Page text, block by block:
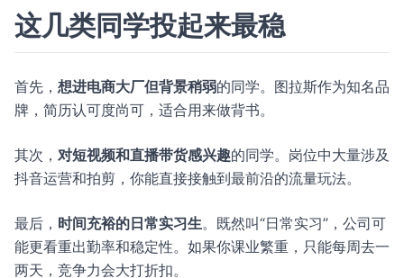
这几类同学投起来最稳
首先， 想进电商大厂但背景稍弱的同学。图拉斯作为知名品
牌，简历认可度尚可，适合用来做背书。
其次， 对短视频和直播带货感兴趣的同学。岗位中大量涉及
抖音运营和拍剪，你能直接接触到最前沿的流量玩法。
最后， 时间充裕的日常实习生。既然叫“日常实习”，公司可
能更看重出勤率和稳定性。如果你课业繁重，只能每周去一
两天，竞争力会大打折扣。